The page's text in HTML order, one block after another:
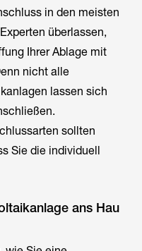
in den meisten
überlassen,
Ihrer Ablage mit
nicht alle
lassen sich
sollten
Sie die individuell
ans Hau